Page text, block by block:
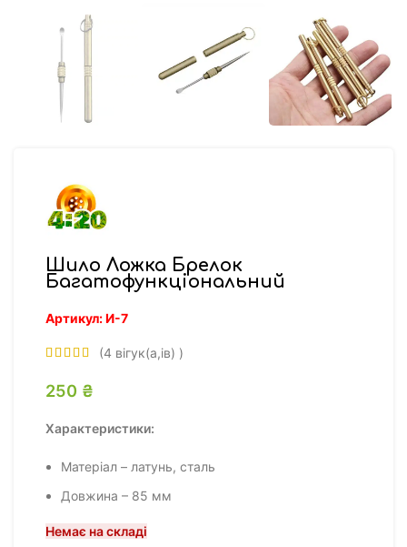
Шило Ложка Брелок
Багатофункціональний
Артикул:И-7
(4 вігук(а,ів) )
250 ₴
Характеристики:
Матеріал – латунь, сталь
Довжина – 85 мм
Немає на складі